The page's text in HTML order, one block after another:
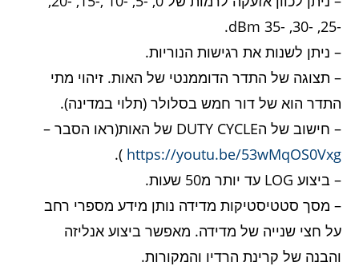
-25, -30, -35 dBm.
– ניתן לשנות את רגישות הנוריות.
– תצוגה של התדר הדוממנטי של האות. זיהוי מתי
התדר הוא של דור חמש בסלולר (תלוי במדינה).
– חישוב של הDUTY CYCLE של האות(ראו הסבר –
https://youtu.be/53wMqOS0Vxg
).
– ביצוע LOG עד יותר מ50 שעות.
– מסך סטטיסטיקות מדידה נותן מידע מספרי רחב
על חצי שנייה של מדידה. מאפשר ביצוע אנליזה
והבנה של קרינת הרדיו והמקורות.